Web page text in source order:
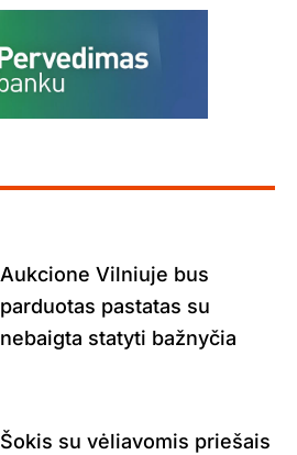
Aukcione Vilniuje bus
parduotas pastatas su
nebaigta statyti bažnyčia
Šokis su vėliavomis priešais